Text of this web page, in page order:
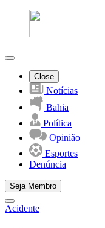
Close
Notícias
Bahia
Política
Opinião
Esportes
Denúncia
Seja Membro
Acidente